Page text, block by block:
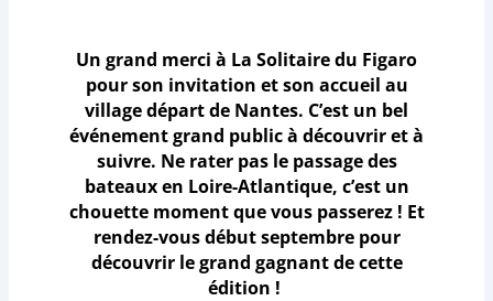
Un grand merci à La Solitaire du Figaro
pour son invitation et son accueil au
village départ de Nantes. C’est un bel
événement grand public à découvrir et à
suivre. Ne rater pas le passage des
bateaux en Loire-Atlantique, c’est un
chouette moment que vous passerez ! Et
rendez-vous début septembre pour
découvrir le grand gagnant de cette
édition !